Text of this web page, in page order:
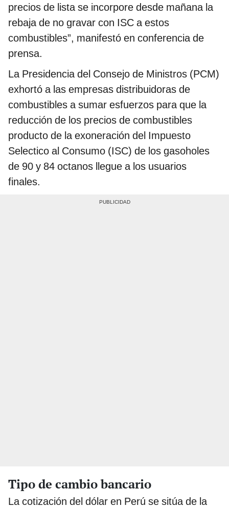
precios de lista se incorpore desde mañana la
rebaja de no gravar con ISC a estos
combustibles”, manifestó en conferencia de
prensa.
La Presidencia del Consejo de Ministros (PCM)
exhortó a las empresas distribuidoras de
combustibles a sumar esfuerzos para que la
reducción de los precios de combustibles
producto de la exoneración del Impuesto
Selectico al Consumo (ISC) de los gasoholes
de 90 y 84 octanos llegue a los usuarios
finales.
Tipo de cambio bancario
La cotización del dólar en Perú se sitúa de la